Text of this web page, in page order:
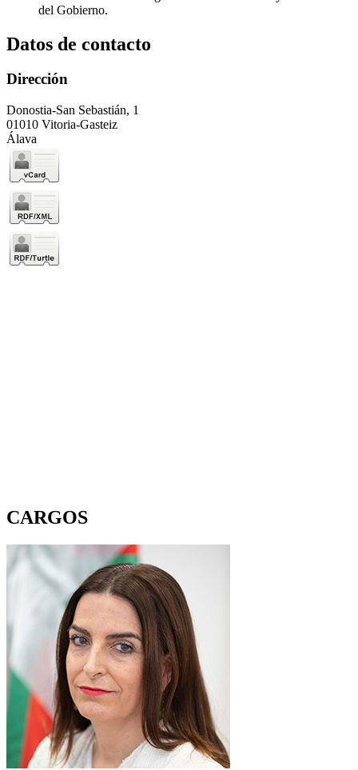
del Gobierno.
Datos de contacto
Dirección
Donostia-San Sebastián, 1
01010 Vitoria-Gasteiz
Álava
CARGOS